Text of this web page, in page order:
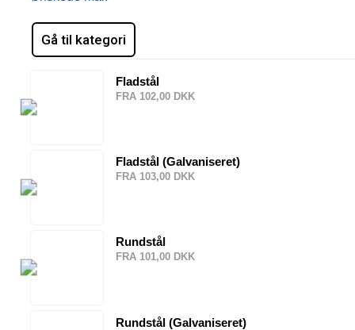
Gå til kategori
Fladstål
FRA 102,00 DKK
Fladstål (Galvaniseret)
FRA 103,00 DKK
Rundstål
FRA 101,00 DKK
Rundstål (Galvaniseret)